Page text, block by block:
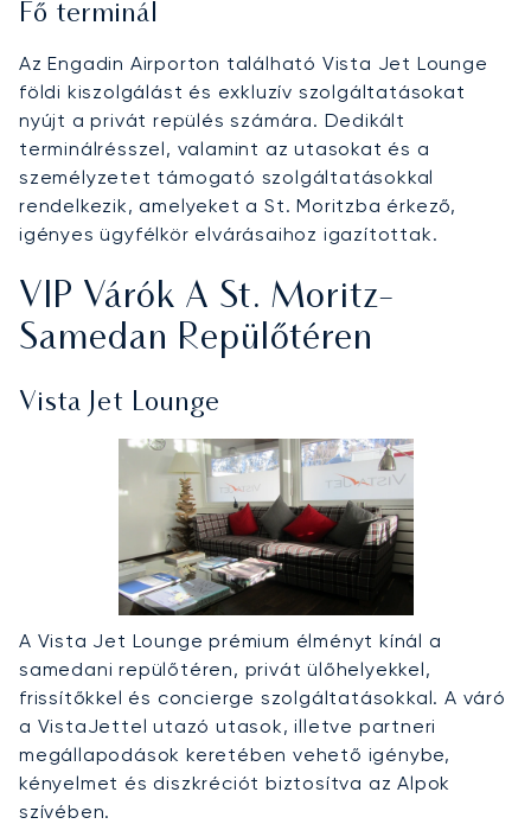
Fő terminál
Az Engadin Airporton található Vista Jet Lounge
földi kiszolgálást és exkluzív szolgáltatásokat
nyújt a privát repülés számára. Dedikált
terminálrésszel, valamint az utasokat és a
személyzetet támogató szolgáltatásokkal
rendelkezik, amelyeket a St. Moritzba érkező,
igényes ügyfélkör elvárásaihoz igazítottak.
VIP Várók A St. Moritz-
Samedan Repülőtéren
Vista Jet Lounge
A Vista Jet Lounge prémium élményt kínál a
samedani repülőtéren, privát ülőhelyekkel,
frissítőkkel és concierge szolgáltatásokkal. A váró
a VistaJettel utazó utasok, illetve partneri
megállapodások keretében vehető igénybe,
kényelmet és diszkréciót biztosítva az Alpok
szívében.